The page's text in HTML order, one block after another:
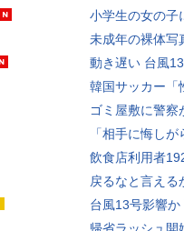
小学生の女の子
未成年の裸体写
動き遅い 台風
韓国サッカー「
ゴミ屋敷に警
「相手に悔し
飲食店利用者
戻るなと言える
台風13号影響
帰省ラッシュ開